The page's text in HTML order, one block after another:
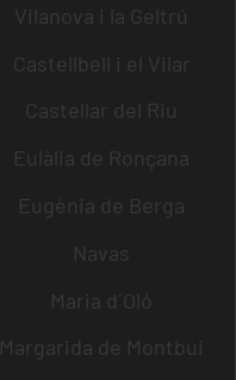
Vilanova i la Geltrú
Castellbell i el Vilar
Castellar del Riu
Eulàlia de Ronçana
Eugènia de Berga
Navas
Maria d´Oló
Margarida de Montbui